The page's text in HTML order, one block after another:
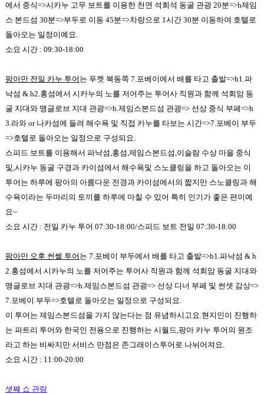
에서 중식=>시카누 고무 보트를 이용한 천연 석회석 동굴 관광 20분=>h제임
스 본드섬 30분=>부두로 이동 45분=>차량으로 1시간 30분 이동하여 호텔로
돌아오는 일정이예요.
소요 시간 : 09:30-18:00
팡아만 전일 카누 투어 는 푸켓 북동쪽 7.포베이에서 배를 타고 출발=>h1.파
낙섬 & h2.홍섬에서 시카누의 노를 저어주는 투어사 직원과 함께 석회암 동
굴 지대와 맹글로브 지대 관광=>h.제임스본드섬 관광=> 선상 중식 부페=>h
3.라와 or 나카섬에 들려 해수욕 및 직접 카누를 타보는 시간=>7.포베이 부두
=>호텔로 돌아오는 일정으로 구성되요.
스피드 보트를 이용해서 파낙섬,홍섬,제임스본드섬,이슬람 수상 마을 중식
및,시카누 동굴 구경과 카이섬에서 해수욕및 스노클링을 하고 돌아오는 이
투어는 하루에 팡아의 아름다운 전경과 카이섬에서의 짧지만 스노클링과 해
수욕이라는 두마리의 토끼를 하루에 마칠 수 있어 특히 인기가 좋은 편이예
요~
소요 시간 : 전일 카누 투어 07:30-18:00/스피드 보트 전일 07:30-18:00
팡아만 오후 썬쎝 투어 는 7.포베이 부두에서 배를 타고 출발=>h1.파낙섬 & h
2.홍섬에서 시카누의 노를 저어주는 투어사 직원과 함께 석회암 동굴 지대와
맹글로브 지대 관광=>h.제임스본드섬 관광=> 선상 디너 부페 및 썬셋 감상=>
7.포베이 부두=>호텔로 돌아오는 일정으로 구성되요.
이 투어는 제임스본드섬을 가지 않는다는 점 유념하시고요.현지인이 진행하
는 파트리 투어와 한국인 전용으로 진행하는 시월드,팡아 카누 투어의 원조
라고 하는 비싸지만 서비스 만점은 존그래이스투어로 나뉘어져요.
소요 시간 : 11:00-20:00
셋째 쇼 관람